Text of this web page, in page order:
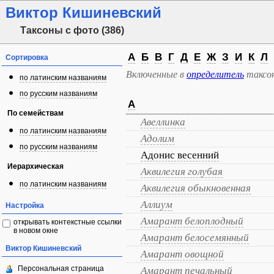
Виктор Кишиневский
Таксоны с фото (386)
Сортировка
по латинским названиям
по русским названиям
По семействам
по латинским названиям
по русским названиям
Иерархическая
по латинским названиям
Настройка
открывать контекстные ссылки
в новом окне
Виктор Кишиневский
Персональная страница
А Б В Г Д Е Ж З И К Л
Включенные в определитель
А
Авеллинка
Адолим
Адонис весенний
Аквилегия голубая
Аквилегия обыкновенная
Аллиум
Амарант белоплодный
Амарант белосемянный
Амарант овощной
Амарант печальный